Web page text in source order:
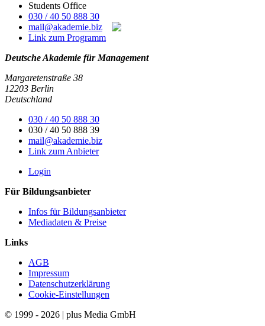
Students Office
030 / 40 50 888 30
mail@akademie.biz
Link zum Programm
Deutsche Akademie für Management
Margaretenstraße 38
12203 Berlin
Deutschland
030 / 40 50 888 30
030 / 40 50 888 39
mail@akademie.biz
Link zum Anbieter
Login
Für Bildungsanbieter
Infos für Bildungsanbieter
Mediadaten & Preise
Links
AGB
Impressum
Datenschutzerklärung
Cookie-Einstellungen
© 1999 - 2026 | plus Media GmbH